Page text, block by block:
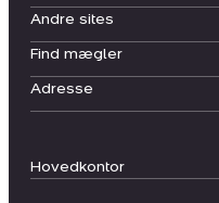
Hovedkontor
Andre sites
Find mægler
Adresse